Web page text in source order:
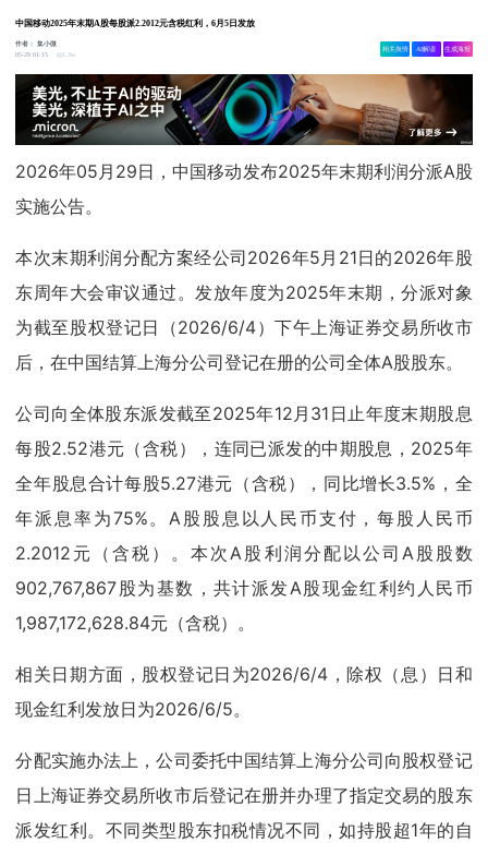
中国移动2025年末期A股每股派2.2012元含税红利，6月5日发放
作者：集小微
05-29 01:15
1.3w
相关舆情 AI解读 生成海报
2026年05月29日，中国移动发布2025年末期利润分派A股
实施公告。
本次末期利润分配方案经公司2026年5月21日的2026年股
东周年大会审议通过。发放年度为2025年末期，分派对象
为截至股权登记日（2026/6/4）下午上海证券交易所收市
后，在中国结算上海分公司登记在册的公司全体A股股东。
公司向全体股东派发截至2025年12月31日止年度末期股息
每股2.52港元（含税），连同已派发的中期股息，2025年
全年股息合计每股5.27港元（含税），同比增长3.5%，全
年派息率为75%。A股股息以人民币支付，每股人民币
2.2012元（含税）。本次A股利润分配以公司A股股数
902,767,867股为基数，共计派发A股现金红利约人民币
1,987,172,628.84元（含税）。
相关日期方面，股权登记日为2026/6/4，除权（息）日和
现金红利发放日为2026/6/5。
分配实施办法上，公司委托中国结算上海分公司向股权登记
日上海证券交易所收市后登记在册并办理了指定交易的股东
派发红利。不同类型股东扣税情况不同，如持股超1年的自